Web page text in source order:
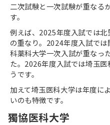
二次試験と一次試験が重なる
す。
例えば、 2025年度入試では
の重なり。 2024年度入試では
科薬科大学一次入試が重なっ
た。 2026年度入試では埼玉
うです。
加えて埼玉医科大学は年度に
いのも特徴です。
獨協医科大学